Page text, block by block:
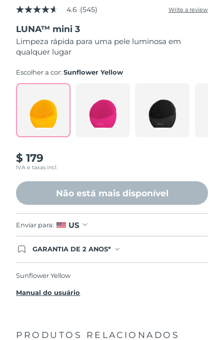
4.6
of
5
stars,
average
value.
Read
545
Same
page
link.
4.6 (545) Write a review
LUNA™ mini 3
Limpeza rápida para uma pele luminosa em
qualquer lugar
Escolher a cor:Sunflower Yellow
$ 179
IVA e taxas incl.
Não está mais disponível
Enviar para: US
GARANTIA DE 2 ANOS*
significa que se você tiver qualquer problema até
produto gratuitamente.*exceto pelo Luna FOFO
Sunflower Yellow
Manual do usuário
PRODUTOS RELACIONADOS